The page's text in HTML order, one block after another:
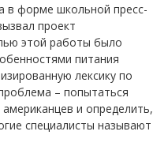
в форме школьной пресс-
проект
этой работы было
питания
лексику по
– попытаться
и определить,
специалисты называют